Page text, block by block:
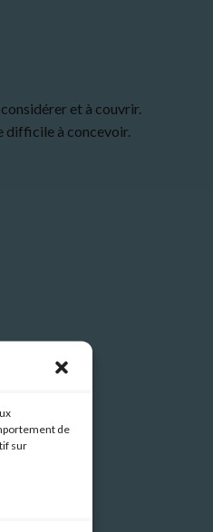
de
sur
et à couvrir.
difficile à concevoir.